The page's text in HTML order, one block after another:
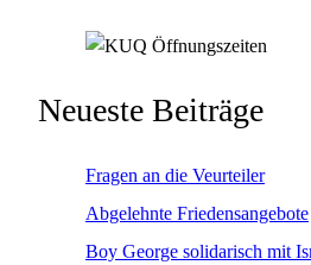
Neueste Beiträge
Fragen an die Veurteiler
Abgelehnte Friedensangebote
Boy George solidarisch mit